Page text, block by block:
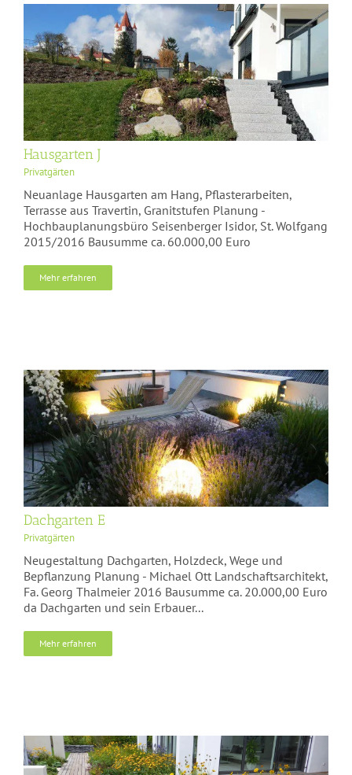
Hausgarten J
Privatgärten
Neuanlage Hausgarten am Hang, Pflasterarbeiten,
Terrasse aus Travertin, Granitstufen Planung -
Hochbauplanungsbüro Seisenberger Isidor, St. Wolfgang
2015/2016 Bausumme ca. 60.000,00 Euro
Mehr erfahren
Dachgarten E
Privatgärten
Neugestaltung Dachgarten, Holzdeck, Wege und
Bepflanzung Planung - Michael Ott Landschaftsarchitekt,
Fa. Georg Thalmeier 2016 Bausumme ca. 20.000,00 Euro
da Dachgarten und sein Erbauer...
Mehr erfahren